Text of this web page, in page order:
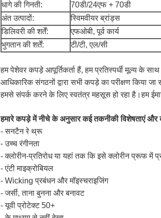
धागे की गिनती:
70डी/24एफ + 70डी
अंत उत्पादों:
स्विमवीयर ब्रांड्स
डिलिवरी की शर्तें:
एफओबी, पूर्व कार्य
भुगतान की शर्तें:
टी/टी, एल/सी
हम पेशेवर कपड़े आपूर्तिकर्ता हैं, हम प्रतिस्पर्धी मूल्य के
आधिकारिक संगठनों द्वारा सभी कपड़े का परीक्षण किया
हमसे संपर्क करने के लिए स्वतंत्र महसूस हो रहा है।हम
हमारे कपड़े में नीचे के अनुसार कई तकनीकी विशेषताएं और
- सनटैन रे थ्रू
- उच्च रंगीनता
- क्लोरीन-प्रतिरोध या यहां तक ​​​​कि इसे क्लोरीन प्रूफ में
- एंटी माइक्रोबियल
- Wicking प्रबंधन और मॉइस्चराइजिंग
- जर्सी, ताना बुनना और बनावट
- यूवी प्रोटेक्ट 50+